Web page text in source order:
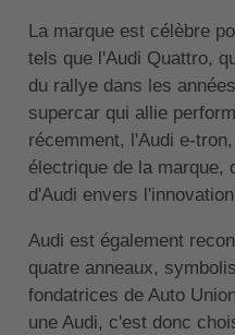
La marque est célèbre
tels que l'Audi Quattro,
du rallye dans les
supercar qui allie
récemment, l'Audi e-
électrique de la marque,
d'Audi envers
Audi est également
quatre anneaux,
fondatrices de Auto
une Audi, c'est donc